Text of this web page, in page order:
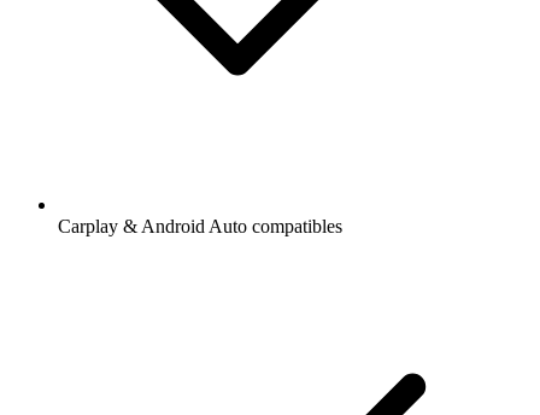
Carplay & Android Auto compatibles